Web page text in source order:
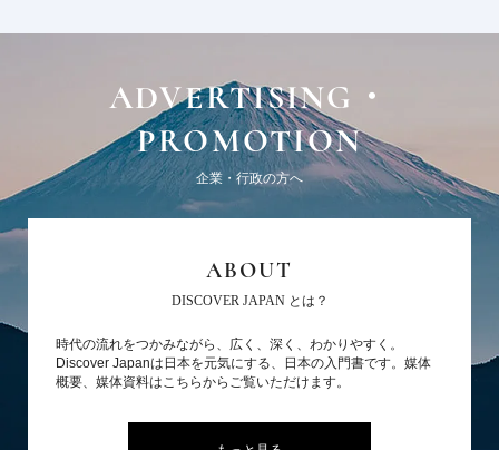
ADVERTISING・
PROMOTION
企業・行政の方へ
ABOUT
DISCOVER JAPAN とは？
時代の流れをつかみながら、広く、深く、わかりやすく。
Discover Japanは日本を元気にする、日本の入門書です。媒体
概要、媒体資料はこちらからご覧いただけます。